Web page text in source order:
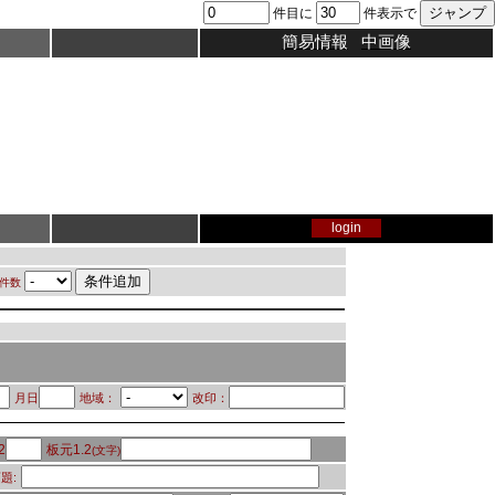
件目に 件表示で
簡易情報 中画像
login
数
月日 地域： 改印：
板元1.2(文字)
: